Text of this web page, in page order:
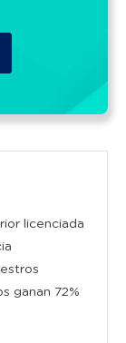
licenciada
ganan 72%